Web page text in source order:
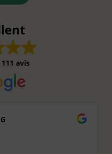
111 avis